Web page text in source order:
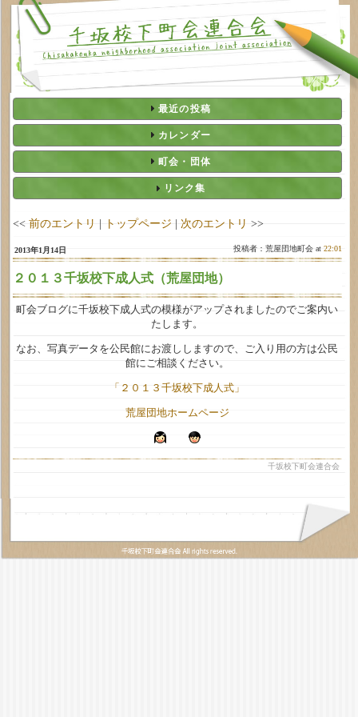
最近の投稿
カレンダー
町会・団体
リンク集
<< 前のエントリ | トップページ | 次のエントリ >>
2013年1月14日 投稿者：荒屋団地町会 at22:01
２０１３千坂校下成人式（荒屋団地）
町会ブログに千坂校下成人式の模様がアップされましたのでご案内い
たします。
なお、写真データを公民館にお渡ししますので、ご入り用の方は公民
館にご相談ください。
「２０１３千坂校下成人式」
荒屋団地ホームページ
千坂校下町会連合会